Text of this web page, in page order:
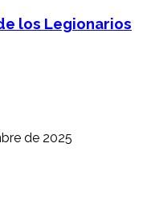
los Legionarios
de 2025